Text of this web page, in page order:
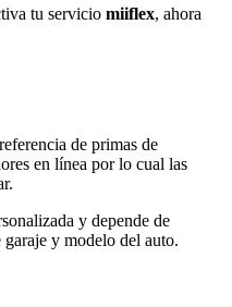
tu servicio miiflex, ahora
de primas de
en línea por lo cual las
y depende de
y modelo del auto.